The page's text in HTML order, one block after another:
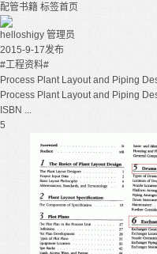
配管书籍 标签首页
helloshigy 管理员
2015-9-17发布
#工程资料#
Process Plant Layout and Piping
Process Plant Layout and Piping
ISBN ...
5